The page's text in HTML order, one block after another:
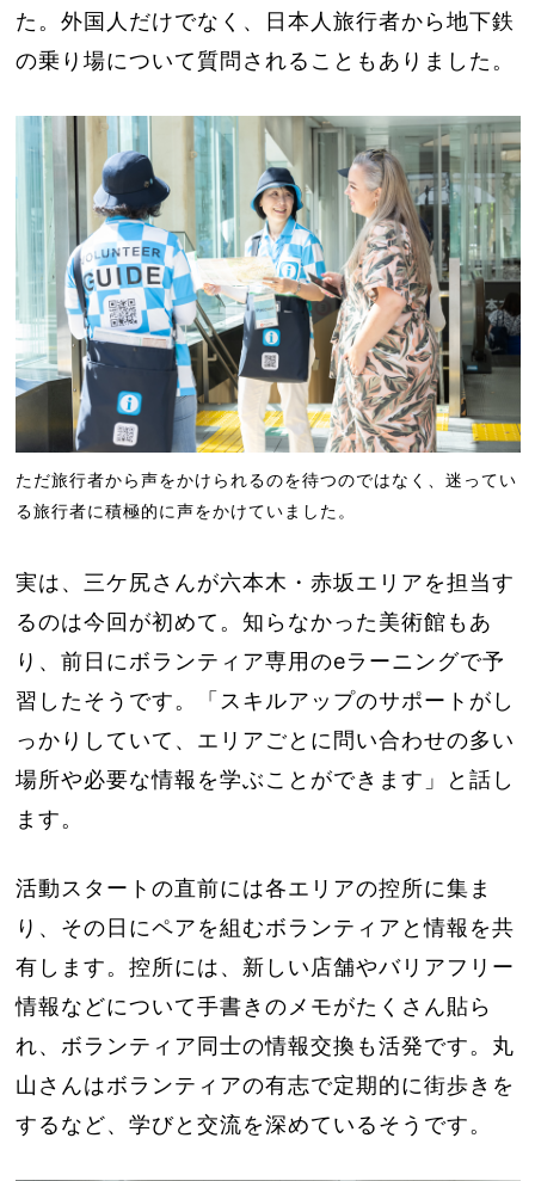
た。外国人だけでなく、日本人旅行者から地下鉄
の乗り場について質問されることもありました。
ただ旅行者から声をかけられるのを待つのではなく、迷ってい
る旅行者に積極的に声をかけていました。
実は、三ケ尻さんが六本木・赤坂エリアを担当す
るのは今回が初めて。知らなかった美術館もあ
り、前日にボランティア専用のeラーニングで予
習したそうです。「スキルアップのサポートがし
っかりしていて、エリアごとに問い合わせの多い
場所や必要な情報を学ぶことができます」と話し
ます。
活動スタートの直前には各エリアの控所に集ま
り、その日にペアを組むボランティアと情報を共
有します。控所には、新しい店舗やバリアフリー
情報などについて手書きのメモがたくさん貼ら
れ、ボランティア同士の情報交換も活発です。丸
山さんはボランティアの有志で定期的に街歩きを
するなど、学びと交流を深めているそうです。